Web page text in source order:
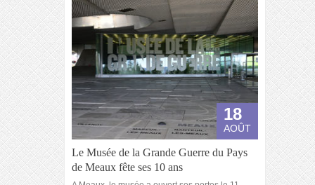
18
AOÛT
Le Musée de la Grande Guerre du Pays
de Meaux fête ses 10 ans